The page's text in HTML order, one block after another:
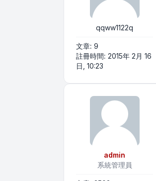
qqww1122q
文章: 9
註冊時間: 2015年 2月 16
日, 10:23
admin
系統管理員